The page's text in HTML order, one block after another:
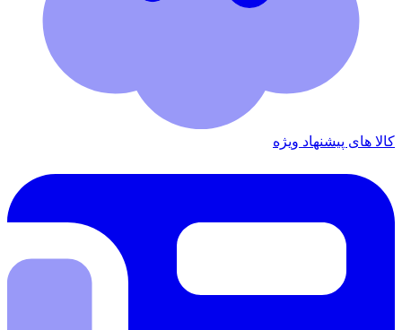
کالا های پیشنهاد ویژه